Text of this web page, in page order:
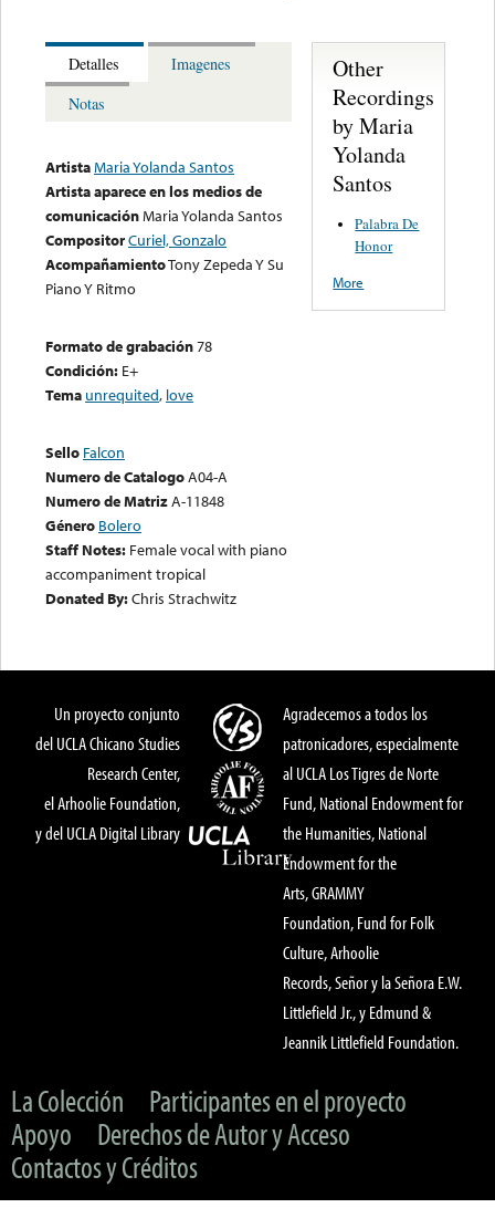
Detalles
Imagenes
Notas
ArtistaMaria Yolanda Santos
Artista aparece en los medios de
comunicaciónMaria Yolanda Santos
CompositorCuriel, Gonzalo
AcompañamientoTony Zepeda Y Su
Piano Y Ritmo
Formato de grabación78
Condición: E+
Tema unrequited, love
Sello Falcon
Numero de CatalogoA04-A
Numero de MatrizA-11848
Género Bolero
Staff Notes: Female vocal with piano
accompaniment tropical
Donated By:Chris Strachwitz
Other
Recordings
by Maria
Yolanda
Santos
Palabra De
Honor
More
Un proyecto conjunto
del UCLA Chicano Studies
Research Center,
el Arhoolie Foundation,
y del UCLA Digital Library
Agradecemos a todos los
patronicadores, especialmente
al UCLA Los Tigres de Norte
Fund, National Endowment for
the Humanities, National
Endowment for the
Arts, GRAMMY
Foundation, Fund for Folk
Culture, Arhoolie
Records, Señor y la Señora E.W.
Littlefield Jr., y Edmund &
Jeannik Littlefield Foundation.
La Colección
Participantes en el proyecto
Apoyo
Derechos de Autor y Acceso
Contactos y Créditos